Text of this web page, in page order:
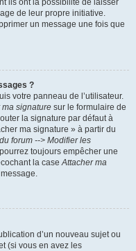
ils ont la possibilité de laisser
de leur propre initiative.
un message une fois que
?
votre panneau de l’utilisateur.
ma signature sur le formulaire de
la signature par défaut à
ma signature » à partir du
forum --> Modifier les
toujours empêcher une
la caseAttacher ma
d’un nouveau sujet ou
(si vous en avez les